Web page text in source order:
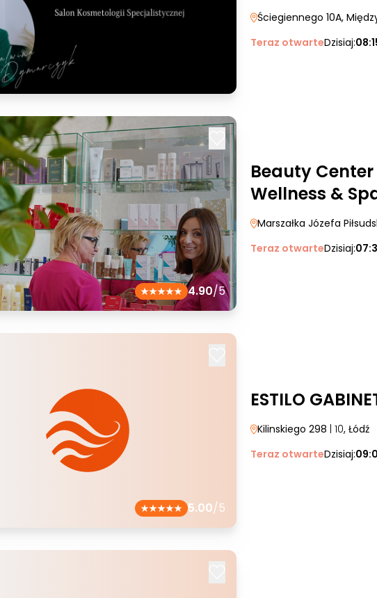
Ściegiennego 10A,
Teraz otwarteDzisiaj:
4.90/5
Beauty
Wellness &
Marszałka Józefa
Teraz otwarteDzisiaj:
5.00/5
ESTILO
Kilinskiego 298 | 10, Łódź
Teraz otwarteDzisiaj: